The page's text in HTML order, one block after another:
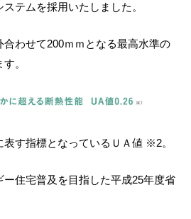
テムを採用いたしました。
わせて200ｍｍとなる最高水準の
。
す指標となっているＵＡ値 ※2。
住宅普及を目指した平成25年度省